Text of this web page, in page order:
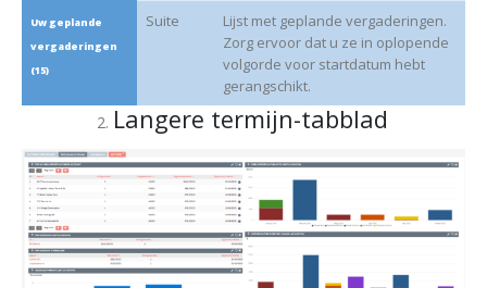
Uw geplande
vergaderingen
(15)
Suite
Lijst met geplande vergaderingen.
Zorg ervoor dat u ze in oplopende
volgorde voor startdatum hebt
gerangschikt.
Langere termijn-tabblad